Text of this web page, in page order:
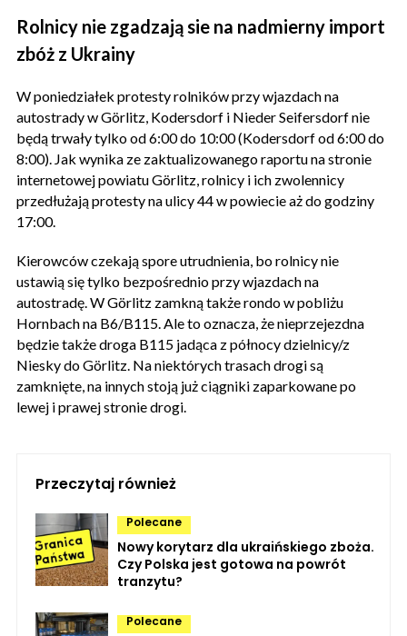
Rolnicy nie zgadzają sie na nadmierny import
zbóż z Ukrainy
W poniedziałek protesty rolników przy wjazdach na
autostrady w Görlitz, Kodersdorf i Nieder Seifersdorf nie
będą trwały tylko od 6:00 do 10:00 (Kodersdorf od 6:00 do
8:00). Jak wynika ze zaktualizowanego raportu na stronie
internetowej powiatu Görlitz, rolnicy i ich zwolennicy
przedłużają protesty na ulicy 44 w powiecie aż do godziny
17:00.
Kierowców czekają spore utrudnienia, bo rolnicy nie
ustawią się tylko bezpośrednio przy wjazdach na
autostradę. W Görlitz zamkną także rondo w pobliżu
Hornbach na B6/B115. Ale to oznacza, że ​​nieprzejezdna
będzie także droga B115 jadąca z północy dzielnicy/z
Niesky do Görlitz. Na niektórych trasach drogi są
zamknięte, na innych stoją już ciągniki zaparkowane po
lewej i prawej stronie drogi.
Przeczytaj również
Polecane
Nowy korytarz dla ukraińskiego zboża.
Czy Polska jest gotowa na powrót
tranzytu?
Polecane